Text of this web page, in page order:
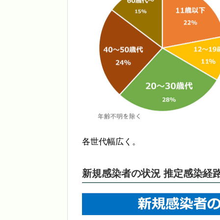
各世代幅広く。
新規感染者の状況 推定感染経